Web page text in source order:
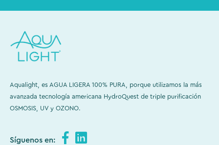
Aqualight, es AGUA LIGERA 100% PURA, porque utilizamos la más
avanzada tecnología americana HydroQuest de triple purificación
OSMOSIS, UV y OZONO.
Síguenos en: